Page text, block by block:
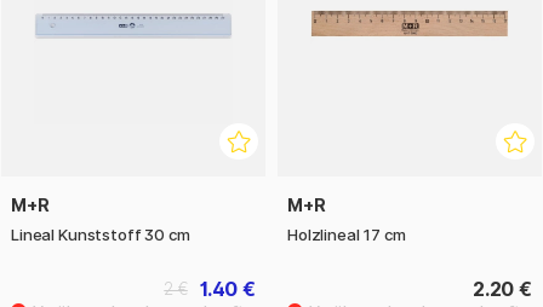
M+R
Lineal Kunststoff 30 cm
1.40 €
2 €
M+R
Holzlineal 17 cm
2.20 €